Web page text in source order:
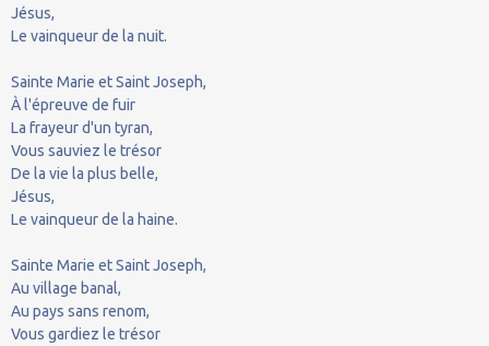
Jésus,
Le vainqueur de la nuit.
Sainte Marie et Saint Joseph,
À l'épreuve de fuir
La frayeur d'un tyran,
Vous sauviez le trésor
De la vie la plus belle,
Jésus,
Le vainqueur de la haine.
Sainte Marie et Saint Joseph,
Au village banal,
Au pays sans renom,
Vous gardiez le trésor